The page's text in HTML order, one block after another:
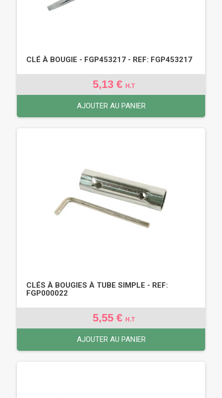
CLÉ À BOUGIE - FGP453217 - REF: FGP453217
5,13 € H.T
AJOUTER AU PANIER
CLÉS À BOUGIES À TUBE SIMPLE - REF:
FGP000022
5,55 € H.T
AJOUTER AU PANIER